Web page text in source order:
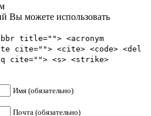
Вы можете использовать
title=""> <acronym
cite=""> <cite> <code> <del
cite=""> <s> <strike>
Имя (обязательно)
Почта (обязательно)